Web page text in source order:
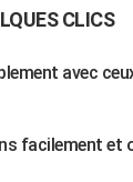
CLICS
avec
facilement et